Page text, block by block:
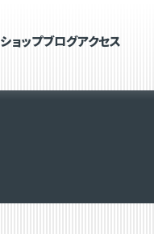
ショップブログアクセス